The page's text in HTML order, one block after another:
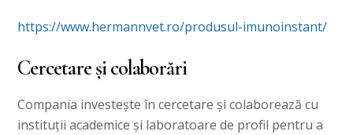
https://www.hermannvet.ro/produsul-imunoinstant/
Cercetare și colaborări
Compania investește în cercetare și colaborează cu
instituții academice și laboratoare de profil pentru a